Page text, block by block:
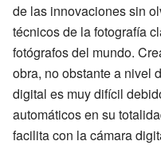
de las innovaciones sin
técnicos de la fotografía
fotógrafos del mundo.
obra, no obstante a nivel
digital es muy difícil
automáticos en su
facilita con la cámara